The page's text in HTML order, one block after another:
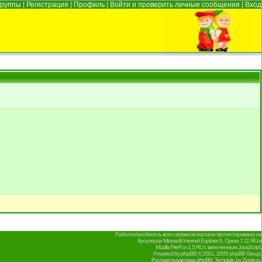
Регистрация Профиль Войти и проверить личные сообщения Вход
Работоспособность всех сервисов портала протестирована на
броузерах Microsoft Internet Explorer 6, Opera 7.11 RU и
Mozilla FireFox 1.5 RU с включенным JavaScript.
Powered byphpBB© 2001, 2005 phpBB Group.
Русская поддержка phpBB . Template byZergis.ru